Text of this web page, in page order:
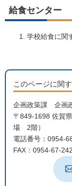
給食センター
学校給食に関
このページに関
企画政策課 企画
〒849-1698 佐賀
場 2階）
電話番号：0954-
FAX：0954-67-